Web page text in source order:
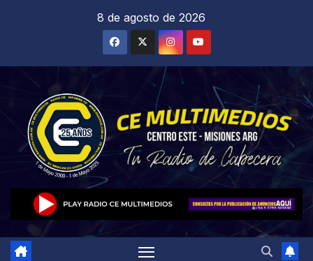
8 de agosto de 2026